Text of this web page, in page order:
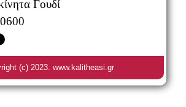
Γουδί
(c) 2023. www.kalitheasi.gr